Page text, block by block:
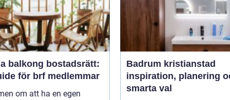
balkong bostadsrätt:
för brf medlemmar
om att ha en egen
Badrum kristianstad
inspiration, planering
smarta val